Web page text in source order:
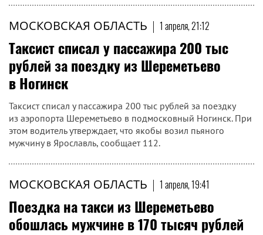
МОСКОВСКАЯ ОБЛАСТЬ | 1 апреля, 21:12
Таксист списал у пассажира 200 тыс
рублей за поездку из Шереметьево
в Ногинск
Таксист списал у пассажира 200 тыс рублей за поездку
из аэропорта Шереметьево в подмосковный Ногинск. При
этом водитель утверждает, что якобы возил пьяного
мужчину в Ярославль, сообщает 112.
МОСКОВСКАЯ ОБЛАСТЬ | 1 апреля, 19:41
Поездка на такси из Шереметьево
обошлась мужчине в 170 тысяч рублей